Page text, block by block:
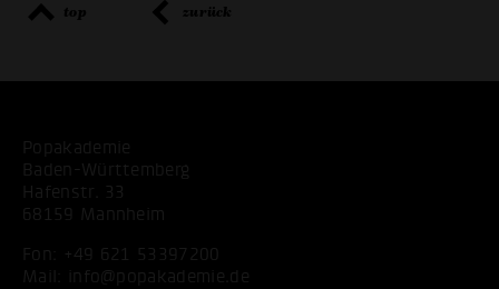
top zurück
Popakademie
Baden-Württemberg
Hafenstr. 33
68159 Mannheim
Fon:
+49 621 53397200
Mail:
info@popakademie.de